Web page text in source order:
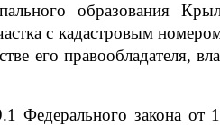
образования
с кадастровым
его
Федерального закона